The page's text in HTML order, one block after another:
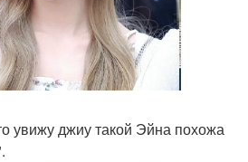
увижу джиу такой Эйна похожа